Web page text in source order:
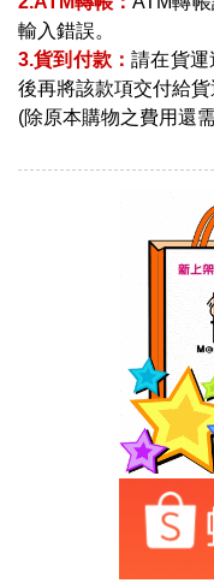
輸入錯誤。
3.貨到付款：請在貨運
後再將該款項交付給貨
(除原本購物之費用還